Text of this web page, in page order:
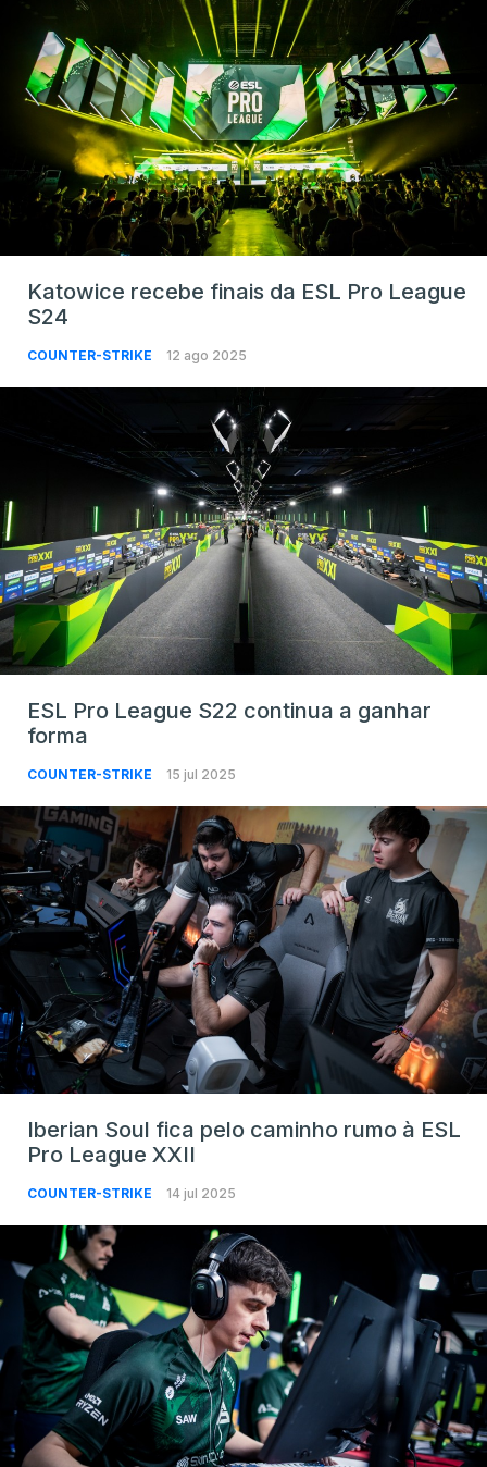
Katowice recebe finais da ESL Pro League
S24
COUNTER-STRIKE 12 ago 2025
ESL Pro League S22 continua a ganhar
forma
COUNTER-STRIKE 15 jul 2025
Iberian Soul fica pelo caminho rumo à ESL
Pro League XXII
COUNTER-STRIKE 14 jul 2025